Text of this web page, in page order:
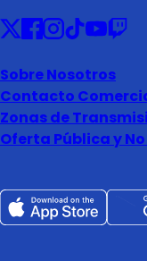
Sobre Nosotros
Contacto
Zonas de
Oferta Pública y